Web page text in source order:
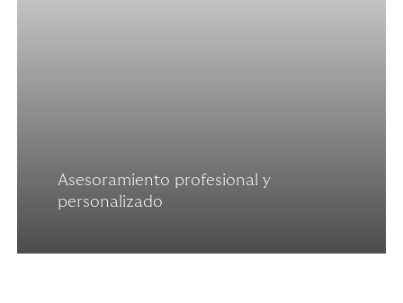
Asesoramiento profesional y
personalizado